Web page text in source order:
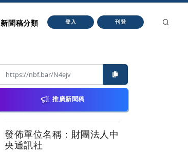
新聞稿分類 登入 刊登
推廣新聞稿
發佈單位名稱：財團法人中
央通訊社